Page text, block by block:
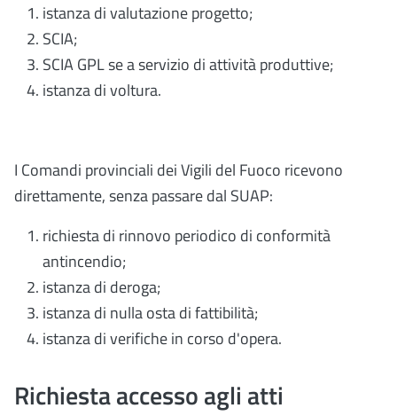
istanza di valutazione progetto;
SCIA;
SCIA GPL se a servizio di attività produttive;
istanza di voltura.
I Comandi provinciali dei Vigili del Fuoco ricevono
direttamente, senza passare dal SUAP:
richiesta di rinnovo periodico di conformità
antincendio;
istanza di deroga;
istanza di nulla osta di fattibilità;
istanza di verifiche in corso d'opera.
Richiesta accesso agli atti